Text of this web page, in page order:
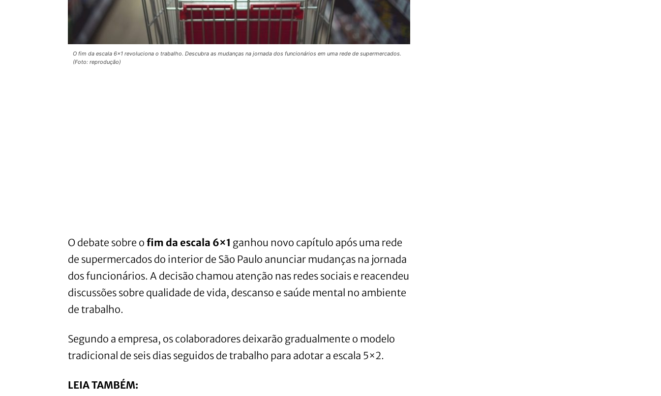
O fim da escala 6x1 revoluciona o trabalho. Descubra as mudanças na jornada dos funcionários em uma rede de supermercados.
(Foto: reprodução)
O debate sobre o fim da escala 6×1 ganhou novo capítulo após uma rede
de supermercados do interior de São Paulo anunciar mudanças na jornada
dos funcionários. A decisão chamou atenção nas redes sociais e reacendeu
discussões sobre qualidade de vida, descanso e saúde mental no ambiente
de trabalho.
Segundo a empresa, os colaboradores deixarão gradualmente o modelo
tradicional de seis dias seguidos de trabalho para adotar a escala 5×2.
LEIA TAMBÉM: